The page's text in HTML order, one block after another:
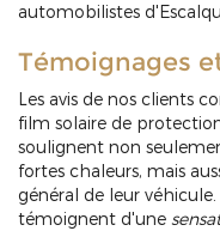
automobilistes
Témoignages
Les avis de nos clients
film solaire de
soulignent non
fortes chaleurs, mais
général de leur
témoignent d'une